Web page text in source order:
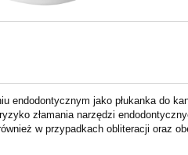
endodontycznym jako płukanka do
złamania narzędzi
w przypadkach obliteracji oraz